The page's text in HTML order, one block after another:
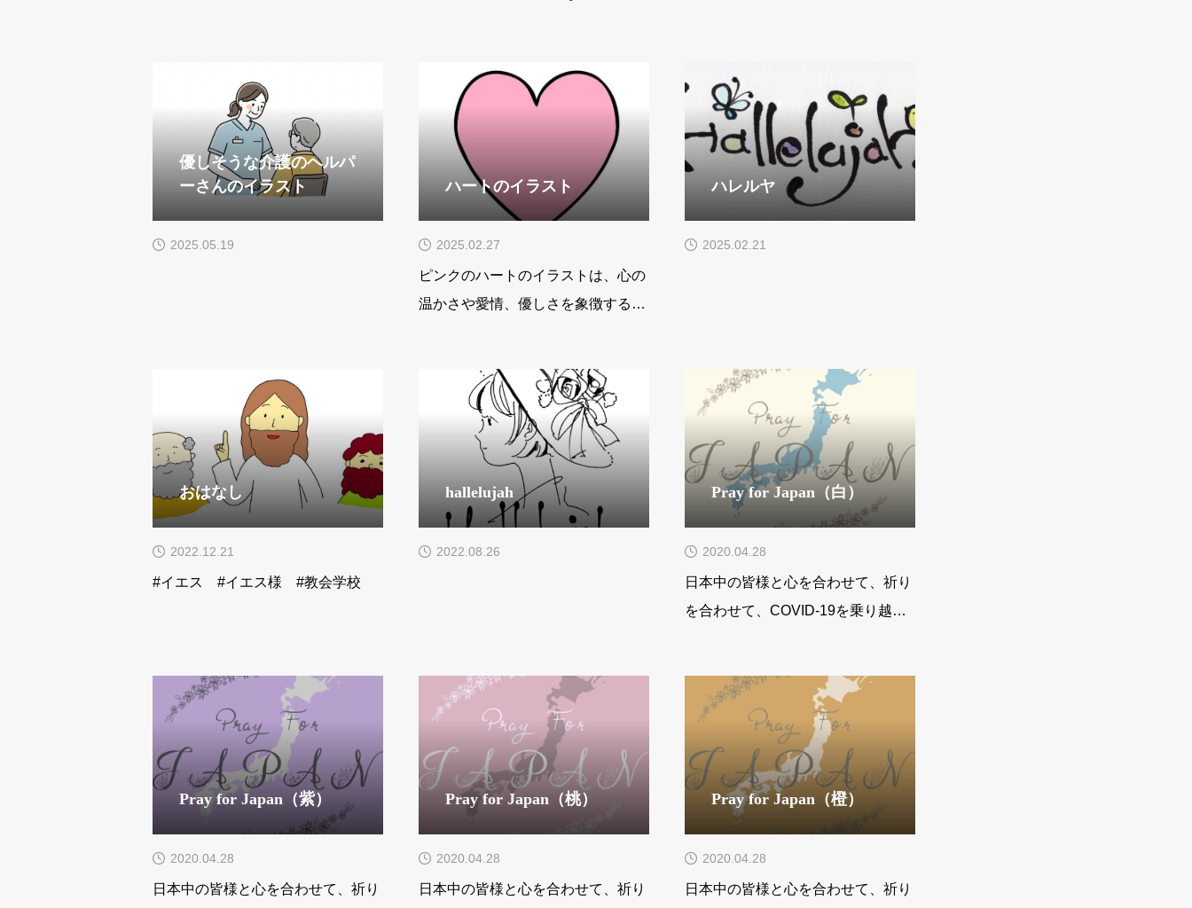
優しそうな介護のヘルパ
ーさんのイラスト
2025.05.19
ハートのイラスト
2025.02.27
ピンクのハートのイラストは、心の
温かさや愛情、優しさを象徴するこ
て、ピンクのハートはそれらを思い
起こさせるね。例えば、「コリント
の信徒への手紙一」13章4-7節に
は、愛がどれほど大切であるかが美
しく描かれているよ。「愛は忍耐強
い
ハレルヤ
2025.02.21
おはなし
2022.12.21
#イエス #イエス様 #教会学校
hallelujah
2022.08.26
Pray for Japan（白）
2020.04.28
日本中の皆様と心を合わせて、祈り
を合わせて、COVID-19を乗り越え
Pray for Japan（紫）
2020.04.28
日本中の皆様と心を合わせて、祈り
Pray for Japan（桃）
2020.04.28
日本中の皆様と心を合わせて、祈り
Pray for Japan（橙）
2020.04.28
日本中の皆様と心を合わせて、祈り